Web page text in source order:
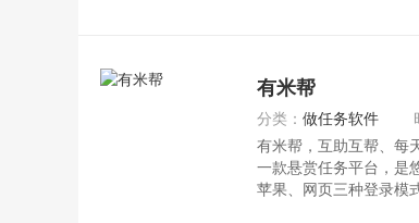
有米帮
分类： 做任务软件
有米帮，互助互帮、每
一款悬赏任务平台，是
苹果、网页三种登录模